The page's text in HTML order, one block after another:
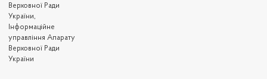
Верховної Ради
України,
Інформаційне
управління Апарату
Верховної Ради
України